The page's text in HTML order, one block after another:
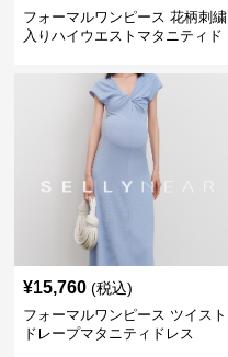
フォーマルワンピース 花柄刺繍
入りハイウエストマタニティド
¥15,760 (税込)
フォーマルワンピース ツイスト
ドレープマタニティドレス